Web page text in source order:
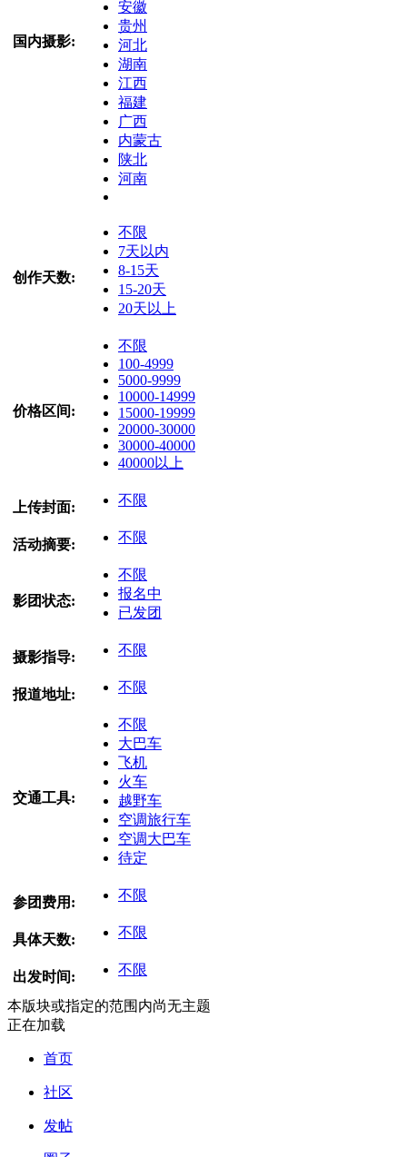
国内摄影:
安徽
贵州
河北
湖南
江西
福建
广西
内蒙古
陕北
河南
创作天数:
不限
7天以内
8-15天
15-20天
20天以上
价格区间:
不限
100-4999
5000-9999
10000-14999
15000-19999
20000-30000
30000-40000
40000以上
上传封面: 不限
活动摘要: 不限
影团状态:
不限
报名中
已发团
摄影指导: 不限
报道地址: 不限
交通工具:
不限
大巴车
飞机
火车
越野车
空调旅行车
空调大巴车
待定
参团费用: 不限
具体天数: 不限
出发时间: 不限
本版块或指定的范围内尚无主题
正在加载
首页
社区
发帖